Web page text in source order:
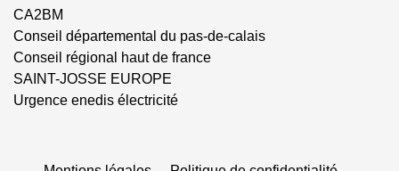
CA2BM
Conseil départemental du pas-de-calais
Conseil régional haut de france
SAINT-JOSSE EUROPE
Urgence enedis électricité